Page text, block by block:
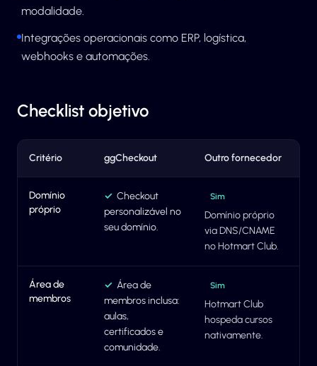
modalidade.
Integrações operacionais como ERP, logística,
webhooks e automações.
Checklist objetivo
Critério ggCheckout Outro fornecedor
Domínio
próprio
✓ Checkout
personalizável no
seu domínio.
Sim
Domínio próprio
via DNS/CNAME
no Hotmart Club.
Área de
membros
✓ Área de
membros inclusa:
aulas,
certificados e
comunidade.
Sim
Hotmart Club
hospeda cursos
nativamente.